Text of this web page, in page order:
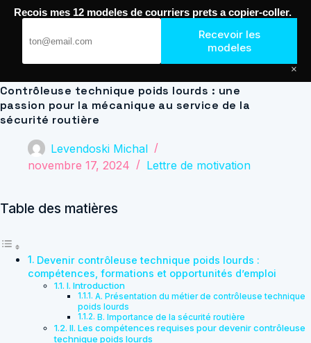
Passer
Contrôleuse technique poids lourds : une
passion pour la mécanique au service de la
sécurité routière
Levendoski Michal
novembre 17, 2024
Lettre de motivation
Table des matières
Devenir contrôleuse technique poids lourds :
compétences, formations et opportunités d’emploi
I. Introduction
A. Présentation du métier de contrôleuse technique
poids lourds
B. Importance de la sécurité routière
II. Les compétences requises pour devenir contrôleuse
technique poids lourds
Recois mes 12 modeles de courriers prets a copier-coller.
Recevoir les
modeles
×